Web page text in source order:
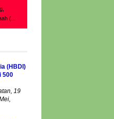
(...
(HBDI)
500
19